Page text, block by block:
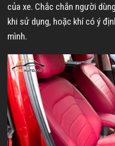
của xe. Chắc chắn người
khi sử dụng, hoặc khí có ý
mình.